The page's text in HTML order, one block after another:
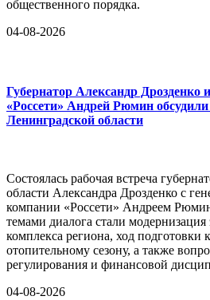
общественного порядка.
04-08-2026
Губернатор Александр Дрозденко
«Россети» Андрей Рюмин обсудили
Ленинградской области
Состоялась рабочая встреча
области Александра Дрозденко с
компании «Россети» Андреем
темами диалога стали модернизация
комплекса региона, ход подготовки
отопительному сезону, а также
регулирования и финансовой
04-08-2026